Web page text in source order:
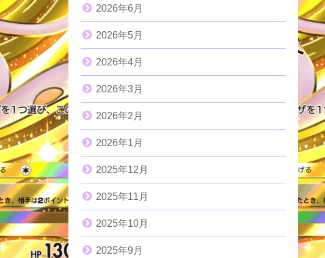
2026年6月
2026年5月
2026年4月
2026年3月
2026年2月
2026年1月
2025年12月
2025年11月
2025年10月
2025年9月